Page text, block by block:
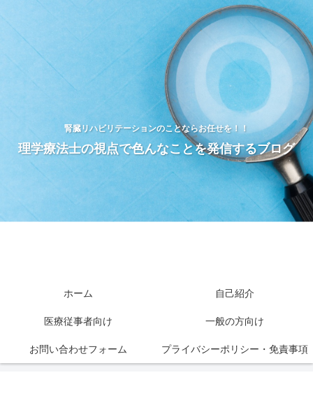
腎臓リハビリテーションのことならお任せを！！
理学療法士の視点で色んなことを発信するブログ
ホーム 自己紹介
医療従事者向け 一般の方向け
お問い合わせフォーム プライバシーポリシー・免責事項